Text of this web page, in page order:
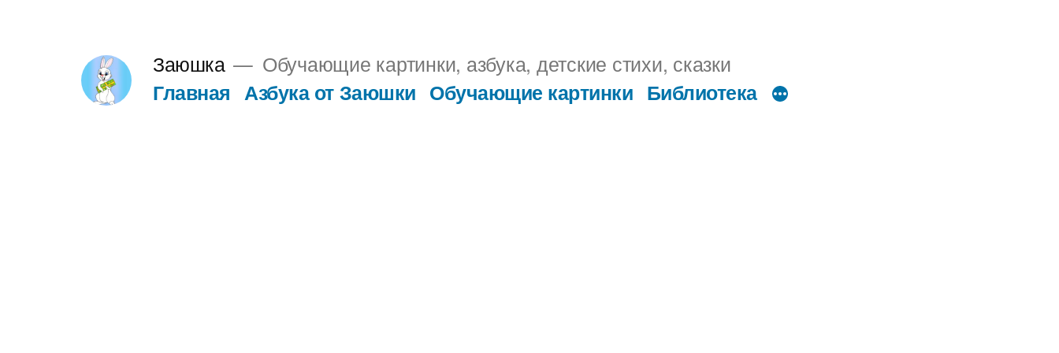
содержимому
Заюшка Обучающие картинки, азбука, детские стихи, сказки
Главная Азбука от Заюшки Обучающие картинки Библиотека